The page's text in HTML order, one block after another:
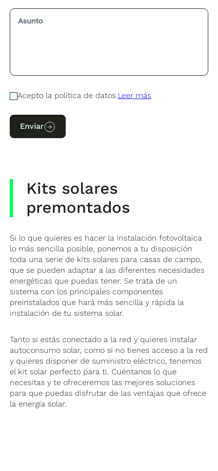
Acepto la política de datos.Leer más
Enviar
Kits solares
premontados
Si lo que quieres es hacer la instalación fotovoltaica
lo más sencilla posible, ponemos a tu disposición
toda una serie de kits solares para casas de campo,
que se pueden adaptar a las diferentes necesidades
energéticas que puedas tener. Se trata de un
sistema con los principales componentes
preinstalados que hará más sencilla y rápida la
instalación de tu sistema solar.
Tanto si estás conectado a la red y quieres instalar
autoconsumo solar, como si no tienes acceso a la red
y quieres disponer de suministro eléctrico, tenemos
el kit solar perfecto para ti. Cuéntanos lo que
necesitas y te ofreceremos las mejores soluciones
para que puedas disfrutar de las ventajas que ofrece
la energía solar.